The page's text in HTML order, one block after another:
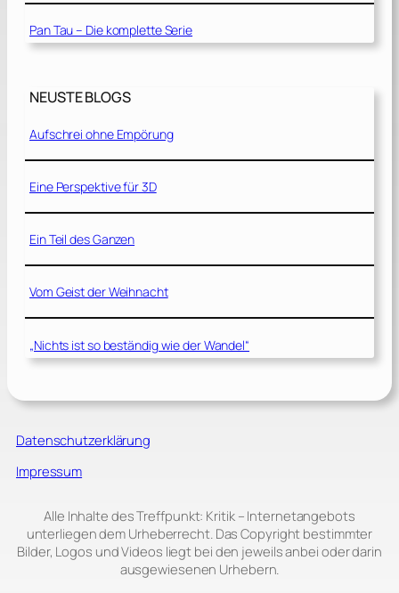
Pan Tau – Die komplette Serie
NEUSTE BLOGS
Aufschrei ohne Empörung
Eine Perspektive für 3D
Ein Teil des Ganzen
Vom Geist der Weihnacht
„Nichts ist so beständig wie der Wandel“
Datenschutzerklärung
Impressum
Alle Inhalte des Treffpunkt: Kritik – Internetangebots
unterliegen dem Urheberrecht. Das Copyright bestimmter
Bilder, Logos und Videos liegt bei den jeweils anbei oder darin
ausgewiesenen Urhebern.